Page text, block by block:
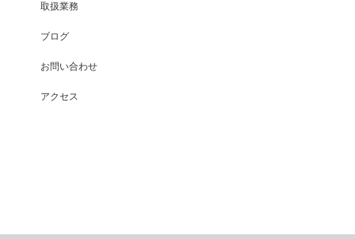
取扱業務
ブログ
お問い合わせ
アクセス